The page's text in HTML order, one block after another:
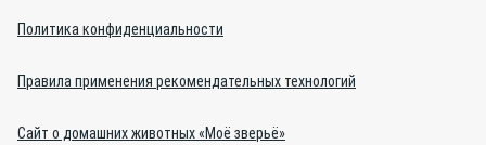
Политика конфиденциальности
Правила применения рекомендательных технологий
Сайт о домашних животных «Моё зверьё»